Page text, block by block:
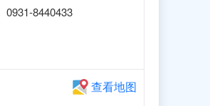
0931-8440433
查看地图